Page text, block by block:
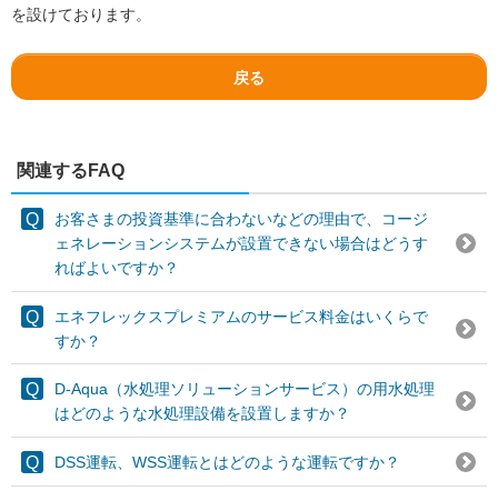
を設けております。
戻る
関連するFAQ
お客さまの投資基準に合わないなどの理由で、コージ
ェネレーションシステムが設置できない場合はどうす
ればよいですか？
エネフレックスプレミアムのサービス料金はいくらで
すか？
D-Aqua（水処理ソリューションサービス）の用水処理
はどのような水処理設備を設置しますか？
DSS運転、WSS運転とはどのような運転ですか？